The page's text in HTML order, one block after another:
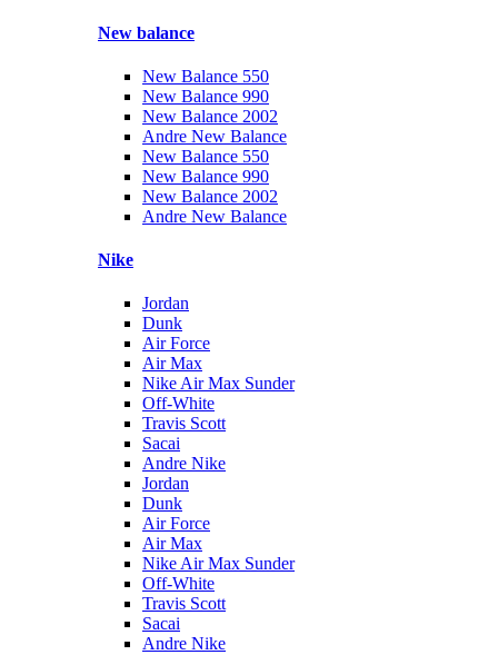
New balance
New Balance 550
New Balance 990
New Balance 2002
Andre New Balance
New Balance 550
New Balance 990
New Balance 2002
Andre New Balance
Nike
Jordan
Dunk
Air Force
Air Max
Nike Air Max Sunder
Off-White
Travis Scott
Sacai
Andre Nike
Jordan
Dunk
Air Force
Air Max
Nike Air Max Sunder
Off-White
Travis Scott
Sacai
Andre Nike